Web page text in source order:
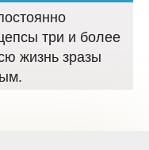
три и более
жизнь зразы